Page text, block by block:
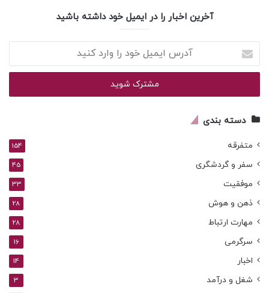
آخرین اخبار را در ایمیل خود داشته باشید
ایمیل
خود
وارد
دسته بندی
متفرقه 154
سفر و گردشگری 45
موفقیت 33
ذهن و هوش 28
مهارت ارتباط 28
سرگرمی 16
اخبار 14
شغل و درآمد 3